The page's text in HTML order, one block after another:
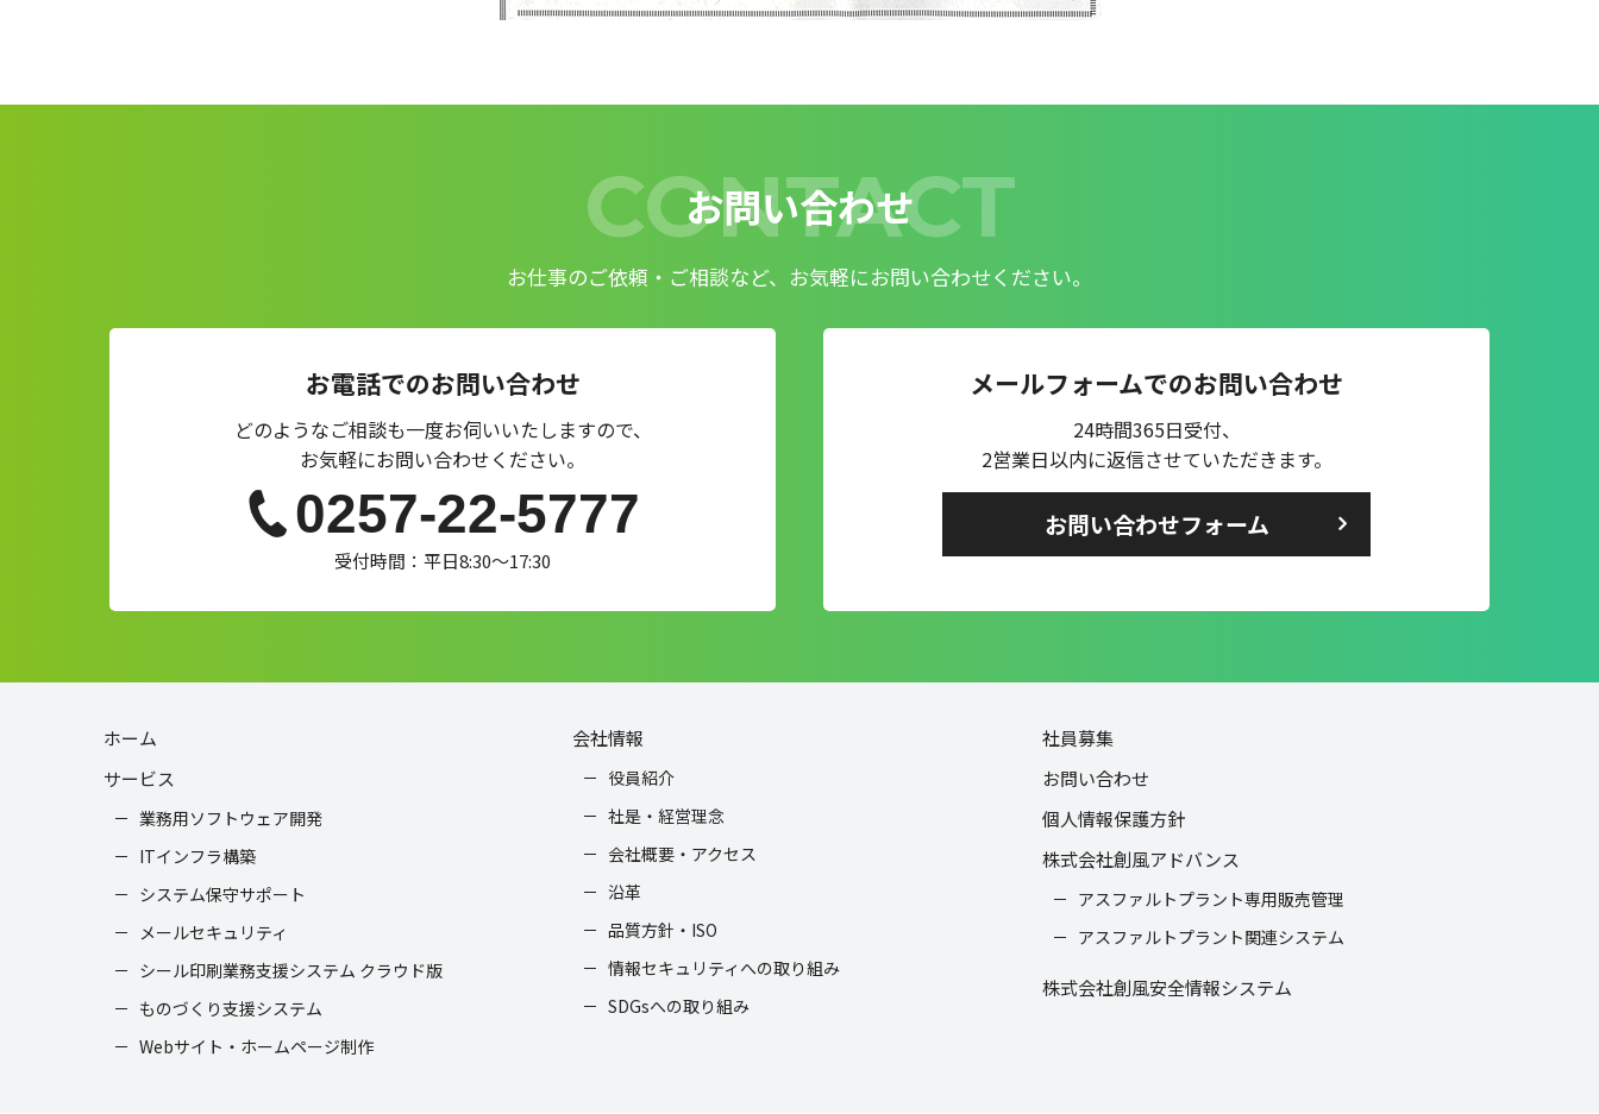
お問い合わせ
CONTACT
お仕事のご依頼・ご相談など、お気軽にお問い合わせください。
お電話でのお問い合わせ
どのようなご相談も一度お伺いいたしますので、
お気軽にお問い合わせください。
0257-22-5777
受付時間：平日8:30～17:30
メールフォームでのお問い合わせ
24時間365日受付、
2営業日以内に返信させていただきます。
お問い合わせフォーム
ホーム
サービス
業務用ソフトウェア開発
ITインフラ構築
システム保守サポート
メールセキュリティ
シール印刷業務支援システム クラウド版
ものづくり支援システム
Webサイト・ホームページ制作
会社情報
役員紹介
社是・経営理念
会社概要・アクセス
沿革
品質方針・ISO
情報セキュリティへの取り組み
SDGsへの取り組み
社員募集
お問い合わせ
個人情報保護方針
株式会社創風アドバンス
アスファルトプラント専用販売管理
アスファルトプラント関連システム
株式会社創風安全情報システム